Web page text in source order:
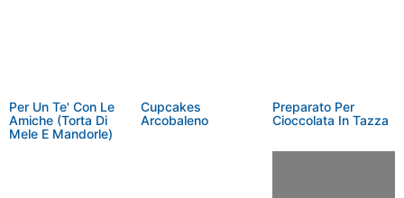
Per Un Te' Con Le
Amiche (Torta Di
Mele E Mandorle)
Cupcakes
Arcobaleno
Preparato Per
Cioccolata In Tazza